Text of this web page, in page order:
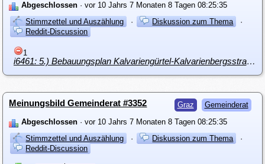
Abgeschlossen · vor 10 Jahrs 7 Monaten 8 Tagen 08:25:35
Stimmzettel und Auszählung
· Diskussion zum Thema
·
Reddit-Discussion
1
i6461: 5.) Bebauungsplan Kalvariengürtel-Kalvarienbergsstraße-Grimmgasse-Austeingasse
Graz Gemeinderat
Meinungsbild Gemeinderat #3352
Abgeschlossen · vor 10 Jahrs 7 Monaten 8 Tagen 08:25:35
Stimmzettel und Auszählung
· Diskussion zum Thema
·
Reddit-Discussion